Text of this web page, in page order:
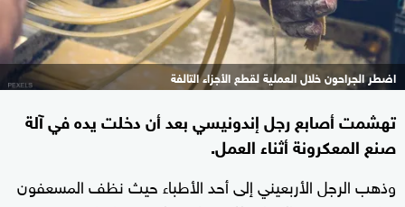
اضطر الجراحون خلال العملية لقطع الأجزاء التالفة
تهشمت أصابع رجل إندونيسي بعد أن دخلت يده في آلة
صنع المعكرونة أثناء العمل.
وذهب الرجل الأربعيني إلى أحد الأطباء حيث نظف المسعفون